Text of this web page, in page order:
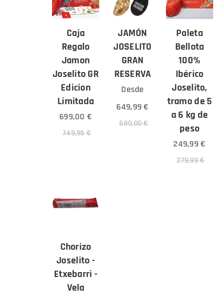
Caja
Regalo
Jamon
Joselito GR
Edicion
Limitada
699,00 €
749,95€
JAMÓN
JOSELITO
GRAN
RESERVA
Desde
649,99€
680,00€
Paleta
Bellota
100%
Ibérico
Joselito,
tramo de 5
a 6 kg de
peso
249,99€
279,99€
Chorizo
Joselito -
Etxebarri -
Vela